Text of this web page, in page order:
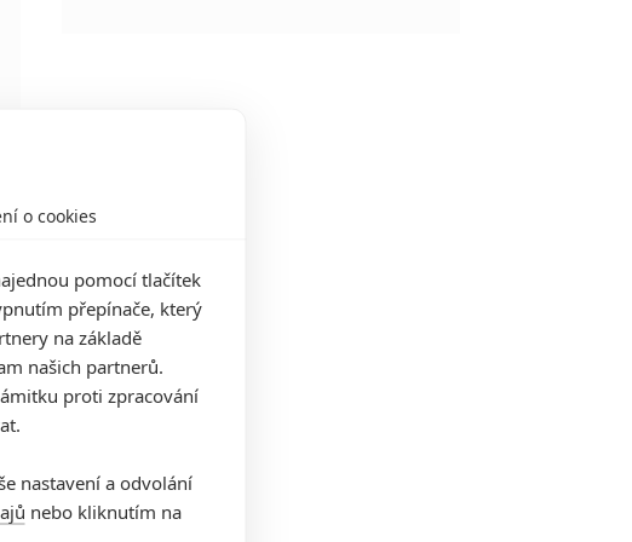
o cookies
pomocí tlačítek
přepínače, který
na základě
našich partnerů.
proti zpracování
nastavení a odvolání
nebo kliknutím na